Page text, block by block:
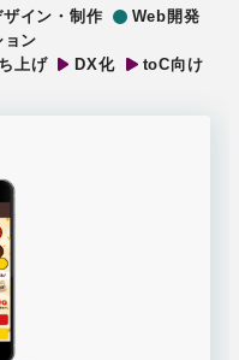
ザイン・制作
Web開発
ョン
上げ DX化 toC向け